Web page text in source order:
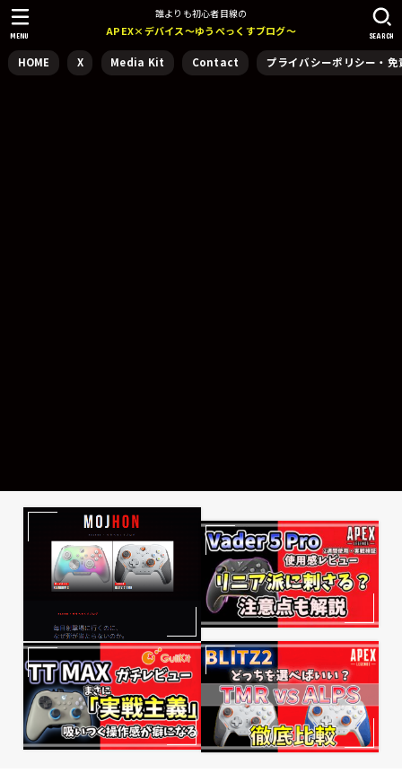
誰よりも初心者目線の
APEX×デバイス～ゆうぺっくすブログ～
HOME X Media Kit Contact プライバシーポリシー・免
SEARCH
MENU